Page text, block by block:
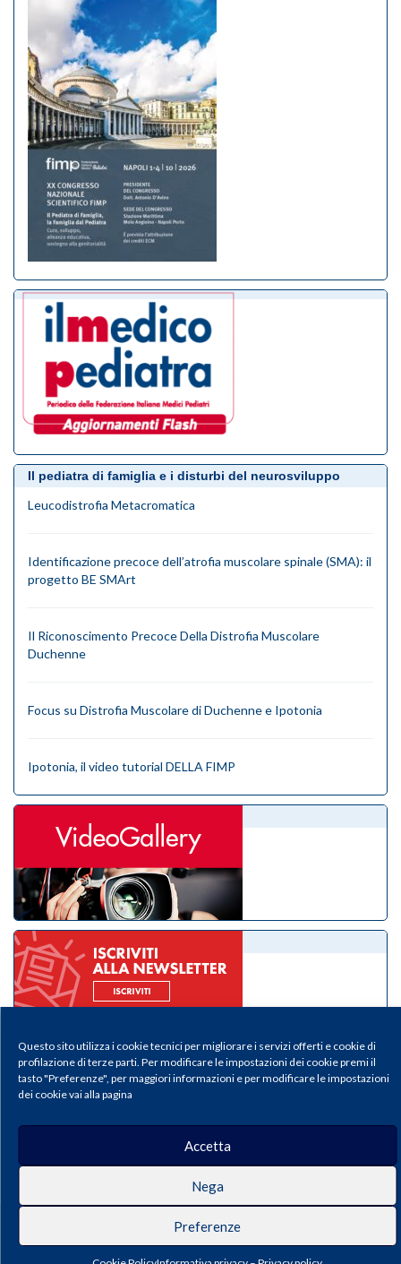
Questo sito utilizza i cookie tecnici per migliorare i servizi offerti e cookie di
profilazione di terze parti. Per modificare le impostazioni dei cookie premi il
tasto "Preferenze", per maggiori informazioni e per modificare le impostazioni
dei cookie vai alla pagina
Accetta
Nega
Preferenze
Il pediatra di famiglia e i disturbi del neurosviluppo
Leucodistrofia Metacromatica
Identificazione precoce dell’atrofia muscolare spinale (SMA): il
progetto BE SMArt
Il Riconoscimento Precoce Della Distrofia Muscolare
Duchenne
Focus su Distrofia Muscolare di Duchenne e Ipotonia
Ipotonia, il video tutorial DELLA FIMP
eNewsletter
Il Medico Pediatra - Periodico della Federazione Italiana Medici Pediatri |
Publisher: Pacini Editore SRL, Via Gherardesca 1, 56121 Ospedaletto (Pisa),
Italy | E-mail:info@pacinieditore.it| Website:www.pacinimedicina.it| ISSN:
2611-5573 (Print) – ISSN 2611-5212 (Online)